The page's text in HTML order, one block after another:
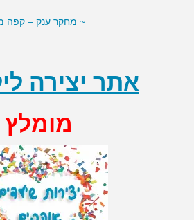
~ מחקר ענק – קפה
אתר יצירה
מומלץ